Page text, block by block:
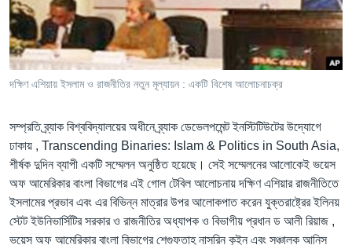
Learning English
FOLLOW US
অন্য ভাষায় ওয়েব সাইট
দক্ষিণ এশিয়ায় ইসলাম ও রাজনীতির নতুন মূল্যায়ন : একটি বিশেষ আলোচনাচক্র
সম্প্রতি ব্র্যাক বিশ্ববিদ্যালয়ের অধীনে ব্র্যাক ডেভেলপমেন্ট ইনস্টিটিউটের উদ্যোগে
ঢাকায় , Transcending Binaries: Islam & Politics in South Asia,
শীর্ষক দুদিন ব্যাপী একটি সম্মেলন অনুষ্ঠিত হয়েছে। সেই সম্মেলনের আলোকেই ভয়েস
অফ আমেরিকার বাংলা বিভাগের এই গোল টেবিল আলোচনায় দক্ষিণ এশিয়ার রাজনীতিতে
ইসলামের প্রভাব এবং এর বিভিন্ন মাত্রার উপর আলোকপাত করেন যুক্তরাষ্ট্রের ইলিনয়
স্টেট ইউনিভার্সিটির সরকার ও রাজনীতির অধ্যাপক ও বিভাগীয় প্রধান ড আলী রিয়াজ ,
ভয়েস অফ আমেরিকার বাংলা বিভাগের শেগুফতাহ নাসরিন কুইন এবং সঞ্চালক আনিস